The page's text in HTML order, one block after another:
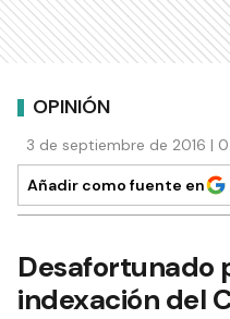
OPINIÓN
3 de septiembre de 2016 |
Añadir como fuente en
Desafortunado
indexación del